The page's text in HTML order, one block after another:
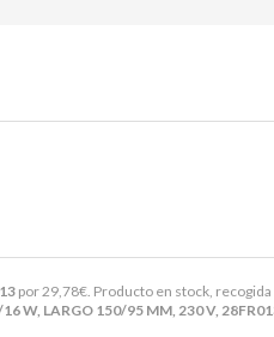
por 29,78€ . Producto en stock, recogida
W, LARGO 150/95 MM, 230 V,